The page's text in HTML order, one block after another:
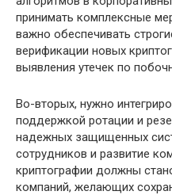
принимать комплексные
важно обеспечивать
верификации новых
выявления утечек по
Во-вторых, нужно
поддержкой ротации и
надежных защищенных
сотрудников и развитие
криптографии должны
компаний, желающих